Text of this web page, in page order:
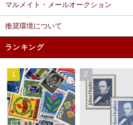
マルメイト・メールオークション
推奨環境について
ランキング
1 2